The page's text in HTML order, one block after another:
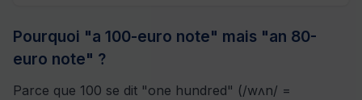
Pourquoi "a 100-euro note" mais "an 80-
euro note" ?
Parce que 100 se dit "one hundred" (/wʌn/ =